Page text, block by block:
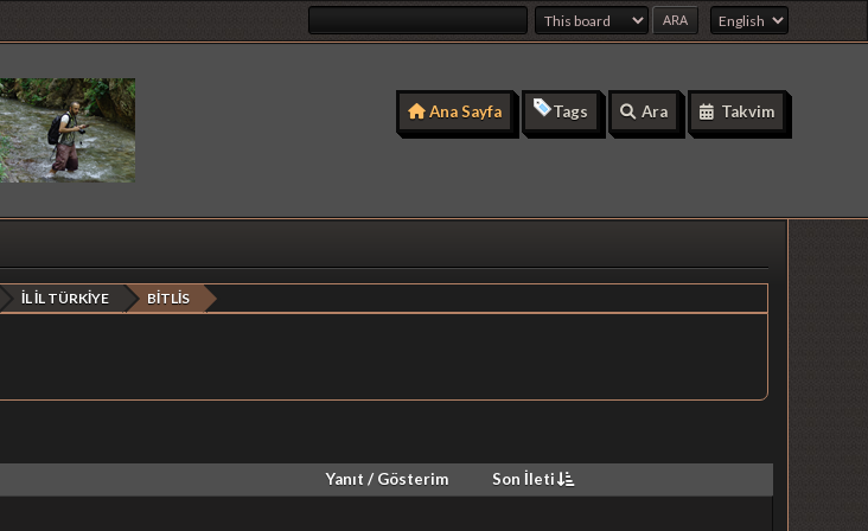
Ana Sayfa Tags Ara Takvim
İL İL TÜRKİYE BİTLİS
Yanıt / Gösterim
Son İleti